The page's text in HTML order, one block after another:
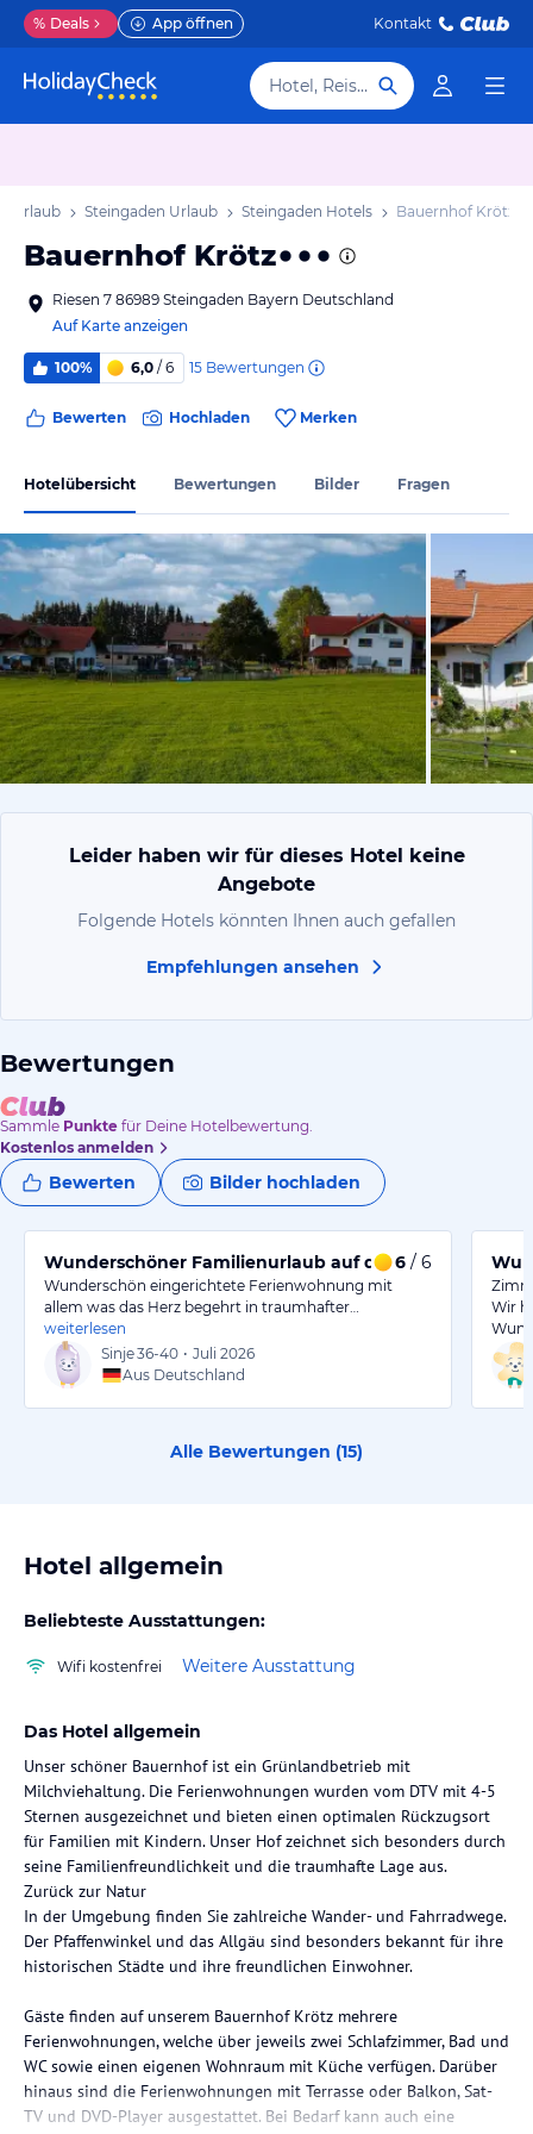
% Deals App öffnen Kontakt
Hotel, Reiseziel
Urlaub Steingaden Urlaub Steingaden Hotels Bauernhof Krötz
Bauernhof Krötz
Riesen 7 86989 Steingaden Bayern Deutschland
Auf Karte anzeigen
100% 6,0 / 6 15 Bewertungen
Bewerten Hochladen Merken
Hotelübersicht Bewertungen Bilder Fragen
vom
Leider haben wir für dieses Hotel keine
Angebote
Folgende Hotels könnten Ihnen auch gefallen
Empfehlungen ansehen
Bewertungen
Sammle Punkte für Deine Hotelbewertung.
Kostenlos anmelden
Bewerten Bilder hochladen
Wunderschöner Familienurlaub auf dem Bauernhof
6 / 6
Wunderschön eingerichtete Ferienwohnung mit
allem was das Herz begehrt in traumhafter…
weiterlesen
Sinje36-40 • Juli 2026
Aus Deutschland
Wir
Alle Bewertungen (15)
Hotel allgemein
Beliebteste Ausstattungen:
Wifi kostenfrei Weitere Ausstattung
Das Hotel allgemein
Unser schöner Bauernhof ist ein Grünlandbetrieb mit
Milchviehaltung. Die Ferienwohnungen wurden vom DTV mit 4-5
Sternen ausgezeichnet und bieten einen optimalen Rückzugsort
für Familien mit Kindern. Unser Hof zeichnet sich besonders durch
seine Familienfreundlichkeit und die traumhafte Lage aus.
Zurück zur Natur
In der Umgebung finden Sie zahlreiche Wander- und Fahrradwege.
Der Pfaffenwinkel und das Allgäu sind besonders bekannt für ihre
historischen Städte und ihre freundlichen Einwohner.
Gäste finden auf unserem Bauernhof Krötz mehrere
Ferienwohnungen, welche über jeweils zwei Schlafzimmer, Bad und
WC sowie einen eigenen Wohnraum mit Küche verfügen. Darüber
hinaus sind die Ferienwohnungen mit Terrasse oder Balkon, Sat-
TV und DVD-Player ausgestattet. Bei Bedarf kann auch eine